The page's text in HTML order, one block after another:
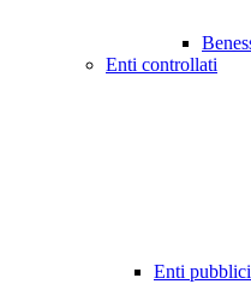
Enti controllati
Enti